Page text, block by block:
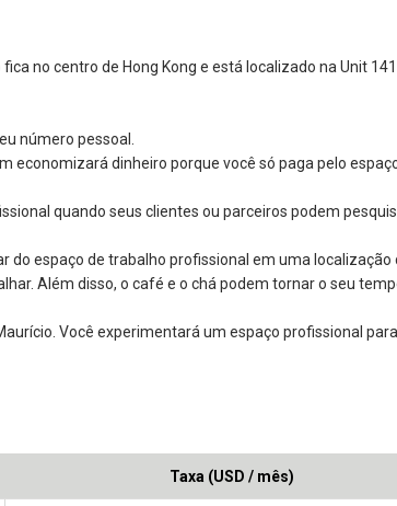
no centro de Hong Kong e está localizado na Unit
número pessoal.
economizará dinheiro porque você só paga pelo
quando seus clientes ou parceiros podem
espaço de trabalho profissional em uma localização
Além disso, o café e o chá podem tornar o seu
Você experimentará um espaço profissional para
Taxa (USD / mês)